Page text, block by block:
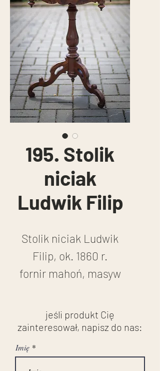
195. Stolik
niciak
Ludwik Filip
Stolik niciak Ludwik
Filip, ok. 1860 r.
fornir mahoń, masyw
wymiary:
wysokość: 77 cm
szerokość: 58 cm
głębokość: 48 cm
jeśli produkt Cię
zainteresował, napisz do nas:
Imię